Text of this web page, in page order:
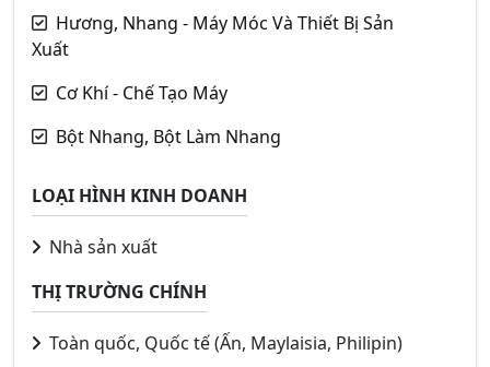
Hương, Nhang - Máy Móc Và Thiết Bị Sản
Xuất
Cơ Khí - Chế Tạo Máy
Bột Nhang, Bột Làm Nhang
LOẠI HÌNH KINH DOANH
Nhà sản xuất
THỊ TRƯỜNG CHÍNH
Toàn quốc, Quốc tế (Ấn, Maylaisia, Philipin)